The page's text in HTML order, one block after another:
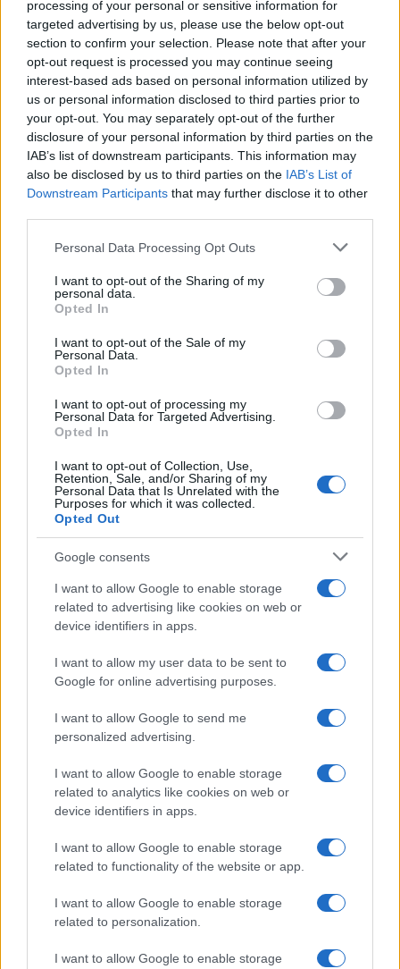
processing of your personal or sensitive information for
targeted advertising by us, please use the below opt-out
section to confirm your selection. Please note that after your
opt-out request is processed you may continue seeing
interest-based ads based on personal information utilized by
us or personal information disclosed to third parties prior to
your opt-out. You may separately opt-out of the further
disclosure of your personal information by third parties on the
IAB’s list of downstream participants. This information may
also be disclosed by us to third parties on the IAB’s List of
Downstream Participants that may further disclose it to other
Please note that this website/app uses one or more Google
not limited to your visit or usage behaviour. You may click to
grant or deny consent to Google and its third-party tags to
use your data for below specified purposes in below Google
consent section.
Personal Data Processing Opt Outs
I want to opt-out of the Sharing of my
personal data.
Opted In
I want to opt-out of the Sale of my
Personal Data.
Opted In
I want to opt-out of processing my
Personal Data for Targeted Advertising.
Opted In
I want to opt-out of Collection, Use,
Retention, Sale, and/or Sharing of my
Personal Data that Is Unrelated with the
Purposes for which it was collected.
Opted Out
Google consents
I want to allow Google to enable storage
related to advertising like cookies on web or
device identifiers in apps.
I want to allow my user data to be sent to
Google for online advertising purposes.
I want to allow Google to send me
personalized advertising.
I want to allow Google to enable storage
related to analytics like cookies on web or
device identifiers in apps.
I want to allow Google to enable storage
related to functionality of the website or app.
I want to allow Google to enable storage
related to personalization.
I want to allow Google to enable storage
Continua a leggere
BELLEZZA
Come il face icing può trasformare la tua routine di
bellezza
Cristian Castiglioni · 9 Ago 2026
routine di cura
Cristian Castiglioni · 9 Ago 2026
PEOPLE